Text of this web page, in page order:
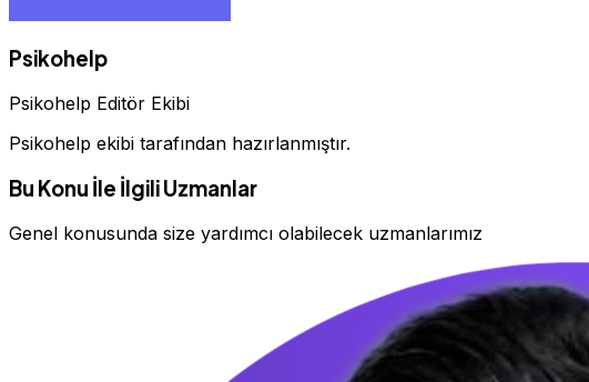
Psikohelp
Psikohelp Editör Ekibi
Psikohelp ekibi tarafından hazırlanmıştır.
Bu Konu İle İlgili Uzmanlar
Genel konusunda size yardımcı olabilecek uzmanlarımız